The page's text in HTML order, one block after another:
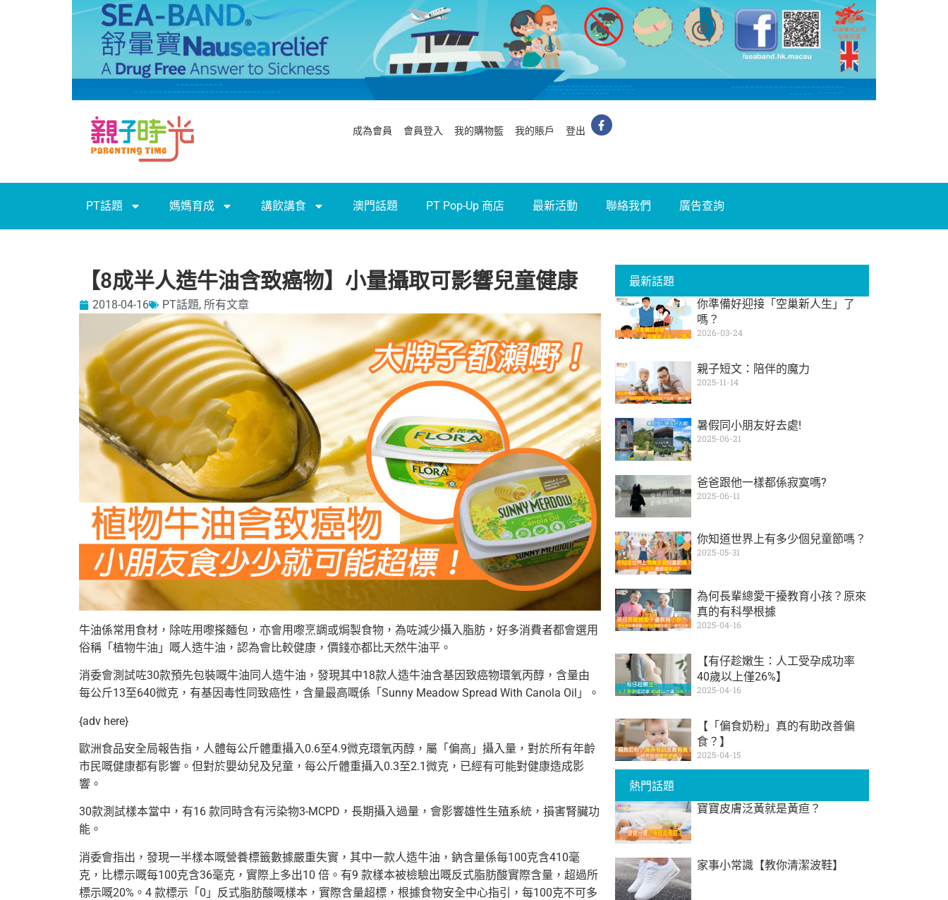
成為會員 會員登入 我的購物籃 我的賬戶 登出
PT話題 媽媽育成 講飲講食 澳門話題 PT Pop-Up 商店 最新活動 聯絡我們 廣告查詢
【8成半人造牛油含致癌物】小量攝取可影響兒童健康
2018-04-16 PT話題, 所有文章
牛油係常用食材，除咗用嚟搽麵包，亦會用嚟烹調或焗製食物，為咗減少攝入脂肪，好多消費者都會選用
俗稱「植物牛油」嘅人造牛油， 認為會比較健康，價錢亦都比天然牛油平。
消委會測試咗30款預先包裝嘅牛油同人造牛油，發現其中18款人造牛油含基因致癌物環氧丙醇，含量由
每公斤13至640微克，有基因毒性同致癌性， 含量最高嘅係「Sunny Meadow Spread With Canola Oil」。
{adv here}
歐洲食品安全局報告指，人體每公斤體重攝入0.6至4.9微克環氧丙醇，屬「偏高」攝入量，對於所有年齡
市民嘅健康都有影響。但對於嬰幼兒及兒童，每公斤體重攝入0.3至2.1微克，已經有可能對健康造成影
響。
30款測試樣本當中，有16 款同時含有污染物3-MCPD，長期攝入過量，會影響雄性生殖系統，損害腎臟功
能。
消委會指出，發現一半樣本嘅營養標籤數據嚴重失實，其中一款人造牛油，鈉含量係每100克含410毫
克，比標示嘅每100克含36毫克，實際上多出10 倍。 有9 款樣本被檢驗出嘅反式脂肪酸實際含量，超過所
標示嘅20%。4 款標示「0」反式脂肪酸嘅樣本，實際含量超標，根據食物安全中心指引， 每100克不可多
最新話題
你準備好迎接「空巢新人生」了
嗎？
2026-03-24
親子短文：陪伴的魔力
2025-11-14
暑假同小朋友好去處!
2025-06-21
爸爸跟他一樣都係寂寞嗎?
2025-06-11
你知道世界上有多少個兒童節嗎？
2025-05-31
為何長輩總愛干擾教育小孩？原來
真的有科學根據
2025-04-16
【有仔趁嫩生：人工受孕成功率
40歲以上僅26%】
2025-04-16
【「偏食奶粉」真的有助改善偏
食？】
2025-04-15
熱門話題
寶寶皮膚泛黃就是黃疸？
家事小常識【教你清潔波鞋】